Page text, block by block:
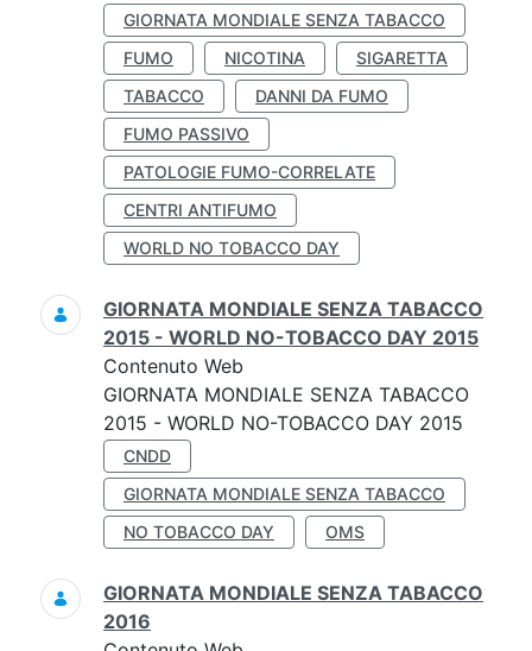
GIORNATA MONDIALE SENZA TABACCO
FUMO
NICOTINA
SIGARETTA
TABACCO
DANNI DA FUMO
FUMO PASSIVO
PATOLOGIE FUMO-CORRELATE
CENTRI ANTIFUMO
WORLD NO TOBACCO DAY
GIORNATA MONDIALE SENZA TABACCO
2015 - WORLD NO-TOBACCO DAY 2015
Contenuto Web
GIORNATA MONDIALE SENZA TABACCO
2015 - WORLD NO-TOBACCO DAY 2015
CNDD
GIORNATA MONDIALE SENZA TABACCO
NO TOBACCO DAY
OMS
GIORNATA MONDIALE SENZA TABACCO
2016